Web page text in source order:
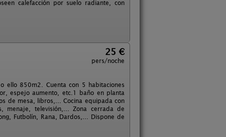
calefacción por suelo radiante, con
25 €
pers/noche
ello 850m2. Cuenta con 5 habitaciones
espejo aumento, etc.1 baño en planta
de mesa, libros,... Cocina equipada con
menaje, televisión,... Zona cerrada de
Futbolín, Rana, Dardos,... Dispone de